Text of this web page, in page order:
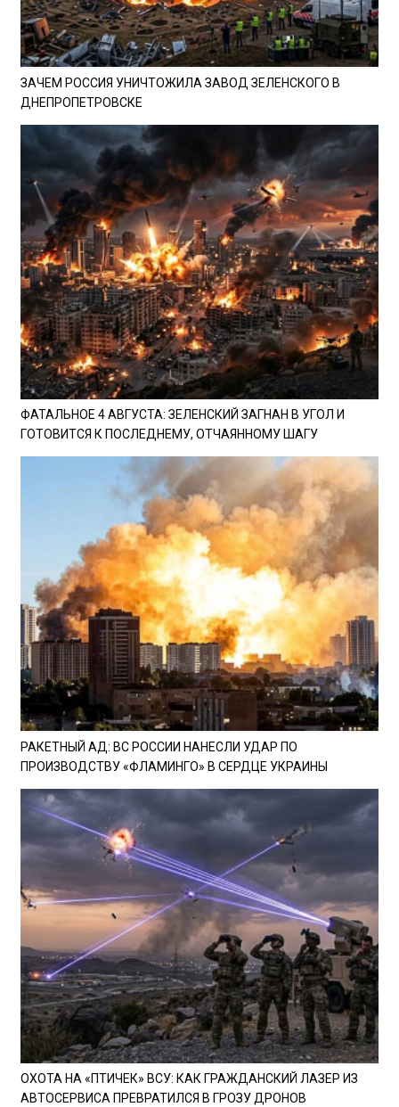
ЗАЧЕМ РОССИЯ УНИЧТОЖИЛА ЗАВОД ЗЕЛЕНСКОГО В
ДНЕПРОПЕТРОВСКЕ
ФАТАЛЬНОЕ 4 АВГУСТА: ЗЕЛЕНСКИЙ ЗАГНАН В УГОЛ И
ГОТОВИТСЯ К ПОСЛЕДНЕМУ, ОТЧАЯННОМУ ШАГУ
РАКЕТНЫЙ АД: ВС РОССИИ НАНЕСЛИ УДАР ПО
ПРОИЗВОДСТВУ «ФЛАМИНГО» В СЕРДЦЕ УКРАИНЫ
ОХОТА НА «ПТИЧЕК» ВСУ: КАК ГРАЖДАНСКИЙ ЛАЗЕР ИЗ
АВТОСЕРВИСА ПРЕВРАТИЛСЯ В ГРОЗУ ДРОНОВ